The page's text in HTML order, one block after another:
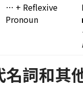
… + Reflexive
Pronoun
詞和其